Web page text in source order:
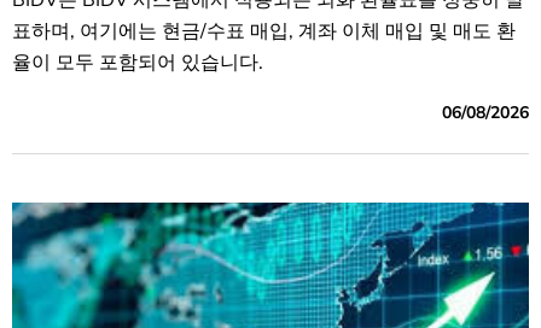
표하며, 여기에는 현금/수표 매입, 계좌 이체 매입 및 매도 환
율이 모두 포함되어 있습니다.
06/08/2026